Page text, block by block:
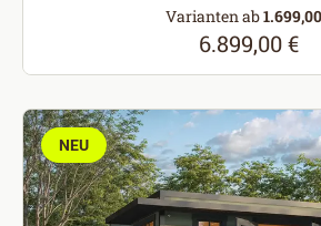
Varianten ab
Regulärer
6.899,00 €
NEU